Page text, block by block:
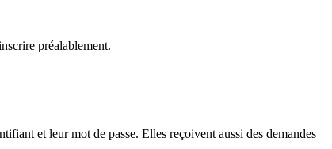
préalablement.
et leur mot de passe. Elles reçoivent aussi des demandes